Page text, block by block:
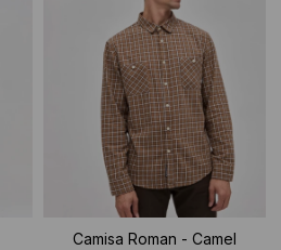
Camisa Roman - Camel